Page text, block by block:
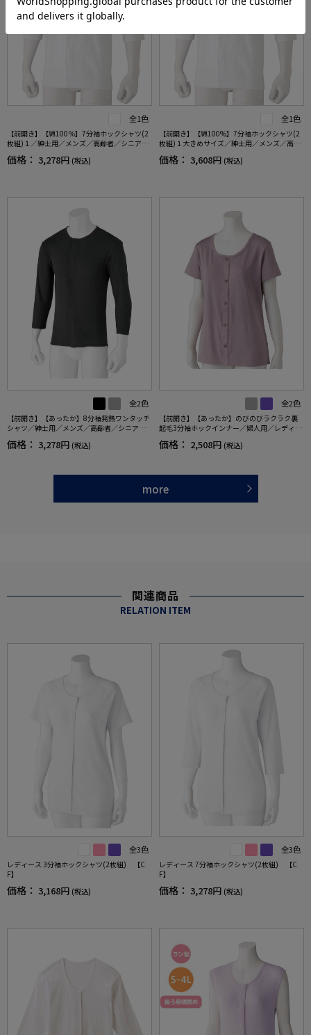
全1色
【前開き】【綿100％】7分袖ホックシャツ(2
枚組)１／紳士用／メンズ／高齢者／シニア／
肌着／インナー／抗菌防臭／後ろ長め／ラグ
ラン袖／脱ぎやすい／着やすい／腰曲がり／
価格： 3,278円 (税込)
全1色
【前開き】【綿100%】7分袖ホックシャツ(2
枚組)１大きめサイズ／紳士用／メンズ／高齢
者／シニア／抗菌防臭／腰曲がり／後ろ長め
／ラグラン袖／脱ぎやすい／着やすい／肌着
価格： 3,608円 (税込)
全2色
【前開き】【あったか】8分袖発熱ワンタッチ
シャツ／紳士用／メンズ／高齢者／シニア／
秋冬／洗濯機OK／名前記入欄付／後ろ長め
【CF】
価格： 3,278円 (税込)
全2色
【前開き】【あったか】のびのびラクラク裏
起毛3分袖ホックインナー／婦人用／レディー
ス／高齢者／シニア／秋冬／裏起毛／後ろ長
め／名前記入欄付【CF】
価格： 2,508円 (税込)
more
関連商品
RELATION ITEM
全3色
レディース 3分袖ホックシャツ(2枚組) 【C
F】
価格： 3,168円 (税込)
全3色
レディース 7分袖ホックシャツ(2枚組) 【C
F】
価格： 3,278円 (税込)